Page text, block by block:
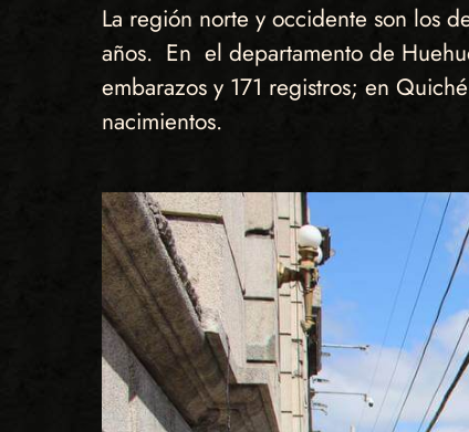
La región norte y occidente son los
años. En el departamento de
embarazos y 171 registros; en
nacimientos.